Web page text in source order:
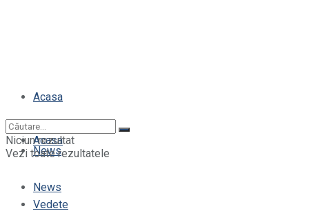
Acasa
News
Vedete
Acasa
News
Niciun rezultat
Vezi toate rezultatele